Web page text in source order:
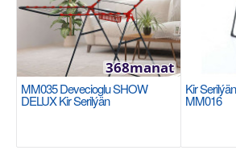
MM035 Devecioglu SHOW
DELUX Kir Serilýän
368manat
Kir
MM016